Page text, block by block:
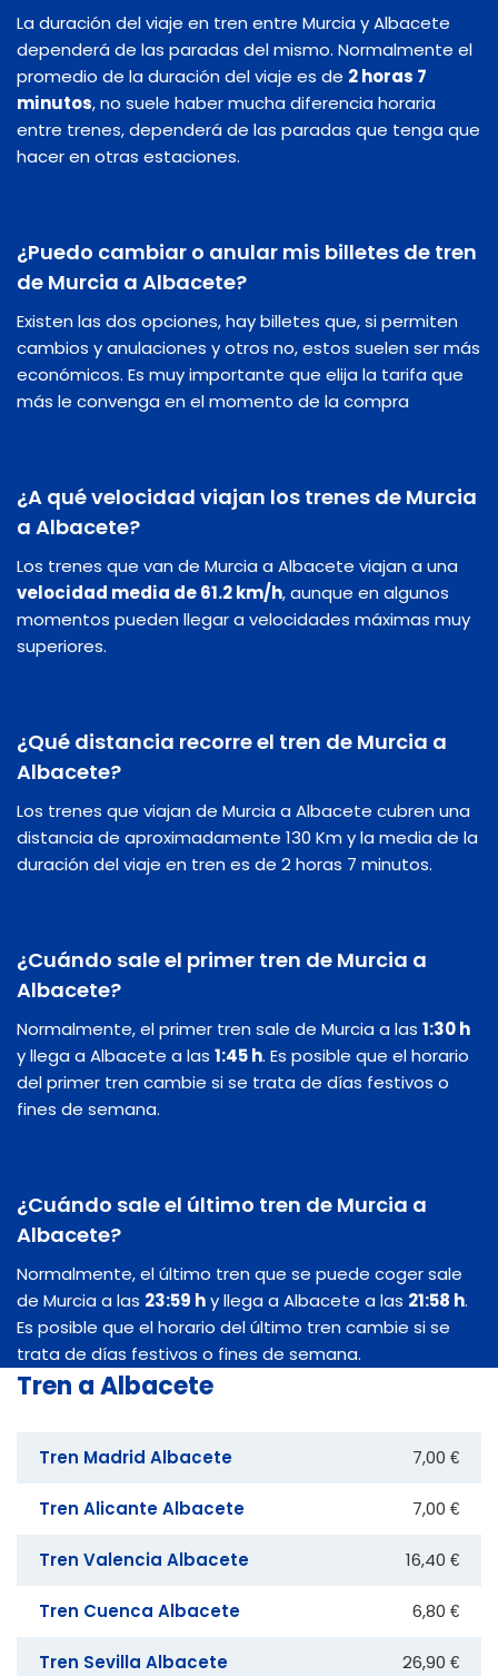
La duración del viaje en tren entre Murcia y Albacete
dependerá de las paradas del mismo. Normalmente el
promedio de la duración del viaje es de 2 horas 7
minutos, no suele haber mucha diferencia horaria
entre trenes, dependerá de las paradas que tenga que
hacer en otras estaciones.
¿Puedo cambiar o anular mis billetes de tren
de Murcia a Albacete?
Existen las dos opciones, hay billetes que, si permiten
cambios y anulaciones y otros no, estos suelen ser más
económicos. Es muy importante que elija la tarifa que
más le convenga en el momento de la compra
¿A qué velocidad viajan los trenes de Murcia
a Albacete?
Los trenes que van de Murcia a Albacete viajan a una
velocidad media de 61.2 km/h, aunque en algunos
momentos pueden llegar a velocidades máximas muy
superiores.
¿Qué distancia recorre el tren de Murcia a
Albacete?
Los trenes que viajan de Murcia a Albacete cubren una
distancia de aproximadamente 130 Km y la media de la
duración del viaje en tren es de 2 horas 7 minutos.
¿Cuándo sale el primer tren de Murcia a
Albacete?
Normalmente, el primer tren sale de Murcia a las 1:30 h
y llega a Albacete a las 1:45 h. Es posible que el horario
del primer tren cambie si se trata de días festivos o
fines de semana.
¿Cuándo sale el último tren de Murcia a
Albacete?
Normalmente, el último tren que se puede coger sale
de Murcia a las 23:59 hy llega a Albacete a las 21:58 h.
Es posible que el horario del último tren cambie si se
trata de días festivos o fines de semana.
Tren a Albacete
Tren Madrid Albacete 7,00 €
Tren Alicante Albacete 7,00 €
Tren Valencia Albacete 16,40 €
Tren Cuenca Albacete 6,80 €
Tren Sevilla Albacete 26,90 €